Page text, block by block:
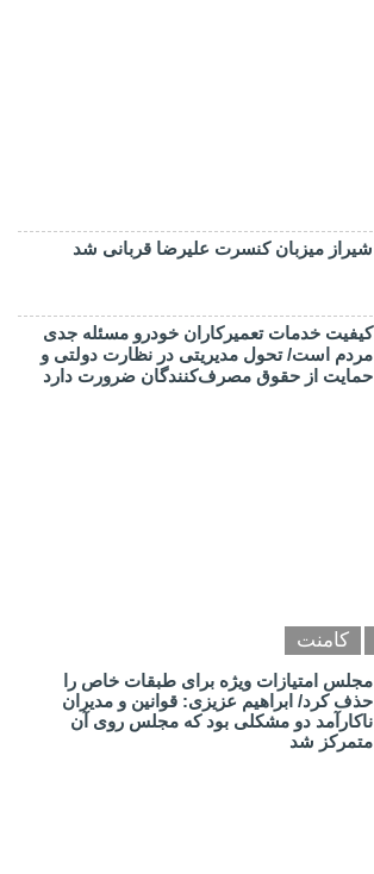
شیراز میزبان کنسرت علیرضا قربانی شد
کیفیت خدمات تعمیرکاران خودرو مسئله جدی
مردم است/ تحول مدیریتی در نظارت دولتی و
حمایت از حقوق مصرف‌کنندگان ضرورت دارد
کامنت
مجلس امتیازات ویژه برای طبقات خاص را
حذف کرد/ ابراهیم عزیزی: قوانین و مدیران
ناکارآمد دو مشکلی بود که مجلس روی آن
متمرکز شد